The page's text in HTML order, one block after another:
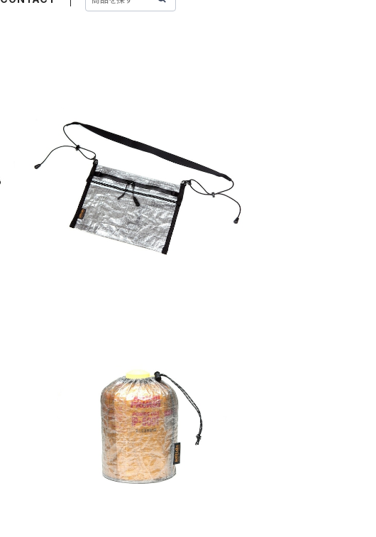
SoToLabo Sacoche DCF / ソトラボ サコ
ッシュ DCF
¥7,920
20%OFF
SOLD OUT
ラボ ガスケース DCF OD500
¥4,180